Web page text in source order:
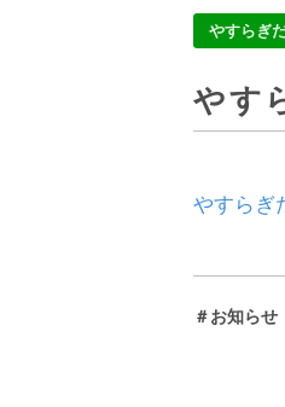
やすらぎ
やす
やすらぎ
＃お知らせ